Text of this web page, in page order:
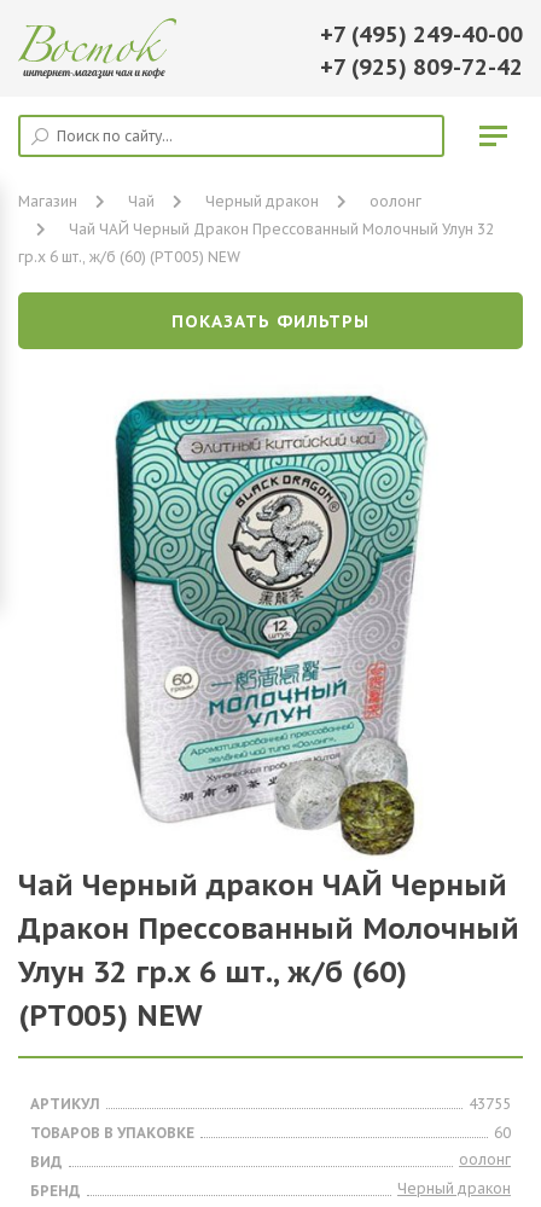
+7 (495) 249-40-00
+7 (925) 809-72-42
Магазин Чай Черный дракон
оолонг
Чай ЧАЙ Черный Дракон Прессованный Молочный Улун 32
гр.х 6 шт., ж/б (60) (РТ005) NEW
ПОКАЗАТЬ ФИЛЬТРЫ
Чай Черный дракон ЧАЙ Черный
Дракон Прессованный Молочный
Улун 32 гр.х 6 шт., ж/б (60)
(РТ005) NEW
АРТИКУЛ
43755
ТОВАРОВ В УПАКОВКЕ
60
ВИД
оолонг
БРЕНД
Черный дракон